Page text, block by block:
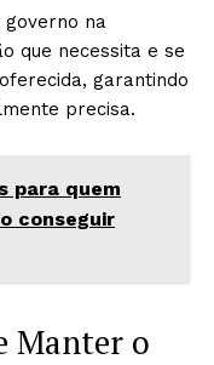
governo na
que necessita e se
garantindo
precisa.
para quem
conseguir
Manter o